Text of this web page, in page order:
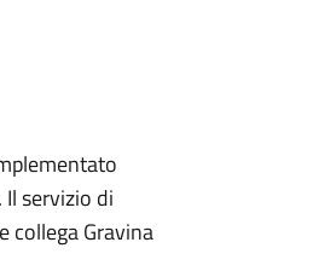
servizio di
collega Gravina